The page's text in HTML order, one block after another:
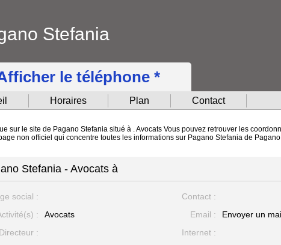
Stefania
le téléphone *
Horaires Plan Contact
sur le site de Pagano Stefania situé à . Avocats Vous pouvez retrouver les
non officiel qui concentre toutes les informations sur Pagano Stefania de
Stefania - Avocats à
social :
:
Avocats
Directeur :
Contact :
Email :
Envoyer un
Internet :